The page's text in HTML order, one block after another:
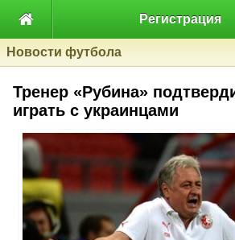
 Регистрация
Новости футбола
Тренер «Рубина»
играть с украинцами